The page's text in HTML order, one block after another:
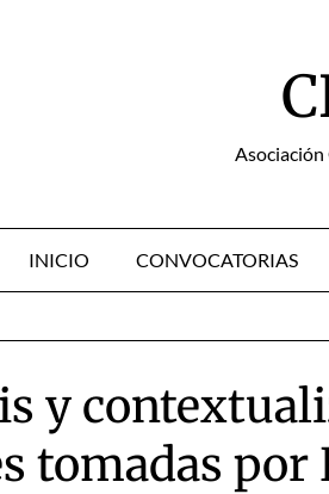
INICIO CONVOCATORIAS
y
tomadas por